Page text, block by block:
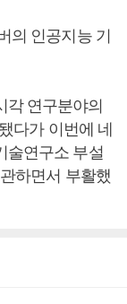
의 인공지능 기
각 연구분야의
다가 이번에 네
술연구소 부설
하면서 부활했